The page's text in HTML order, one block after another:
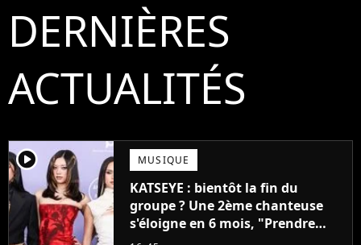
DERNIÈRES
ACTUALITÉS
player2 MUSIQUE
KATSEYE : bientôt la fin du
groupe ? Une 2ème chanteuse
s'éloigne en 6 mois, "Prendre
cette décision n’a pas été facile"